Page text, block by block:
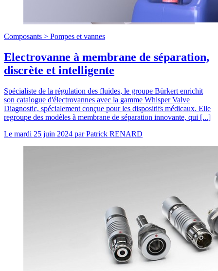
Composants > Pompes et vannes
Electrovanne à membrane de séparation,
discrète et intelligente
Spécialiste de la régulation des fluides, le groupe Bürkert enrichit
son catalogue d'électrovannes avec la gamme Whisper Valve
Diagnostic, spécialement conçue pour les dispositifs médicaux. Elle
regroupe des modèles à membrane de séparation innovante, qui [...]
Le mardi 25 juin 2024 parPatrick RENARD